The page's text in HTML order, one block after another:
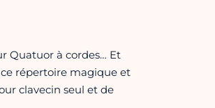
Quatuor à cordes… Et
répertoire magique et
clavecin seul et de